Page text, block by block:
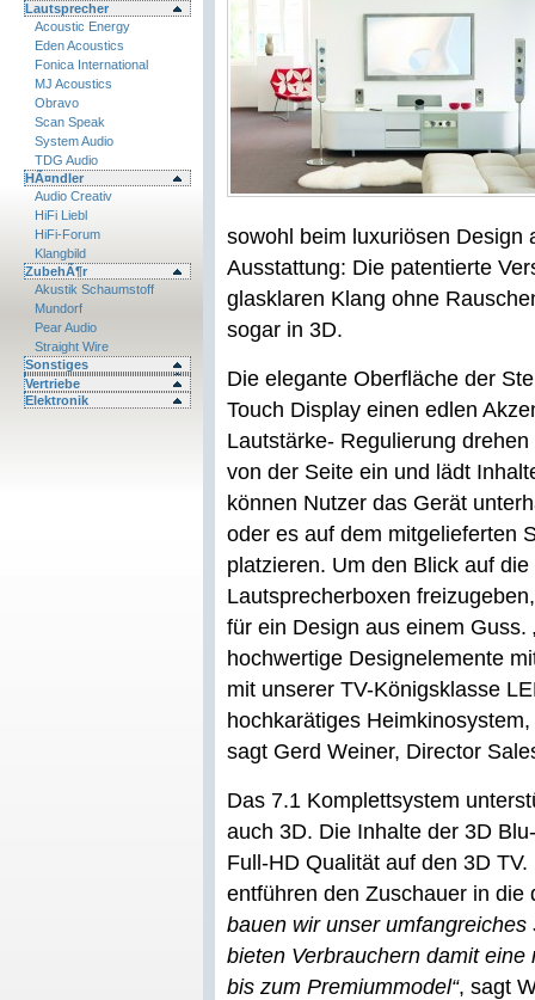
Lautsprecher
Acoustic Energy
Eden Acoustics
Fonica International
MJ Acoustics
Obravo
Scan Speak
System Audio
TDG Audio
HÃ¤ndler
Audio Creativ
HiFi Liebl
HiFi-Forum
Klangbild
ZubehÃ¶r
Akustik Schaumstoff
Mundorf
Pear Audio
Straight Wire
Sonstiges
Vertriebe
Elektronik
sowohl beim luxuriösen Design
Ausstattung: Die patentierte
glasklaren Klang ohne
sogar in 3D.
Die elegante Oberfläche der
Touch Display einen edlen
Lautstärke- Regulierung
von der Seite ein und lädt
können Nutzer das Gerät
oder es auf dem mitgelieferten
platzieren. Um den Blick auf
Lautsprecherboxen
für ein Design aus einem Guss.
hochwertige Designelemente
mit unserer TV-Königsklasse
hochkarätiges
sagt Gerd Weiner, Director
Das 7.1 Komplettsystem
auch 3D. Die Inhalte der 3D
Full-HD Qualität auf den 3D
entführen den Zuschauer in
bauen wir unser
bieten Verbrauchern damit
bis zum Premiummodel“, sagt